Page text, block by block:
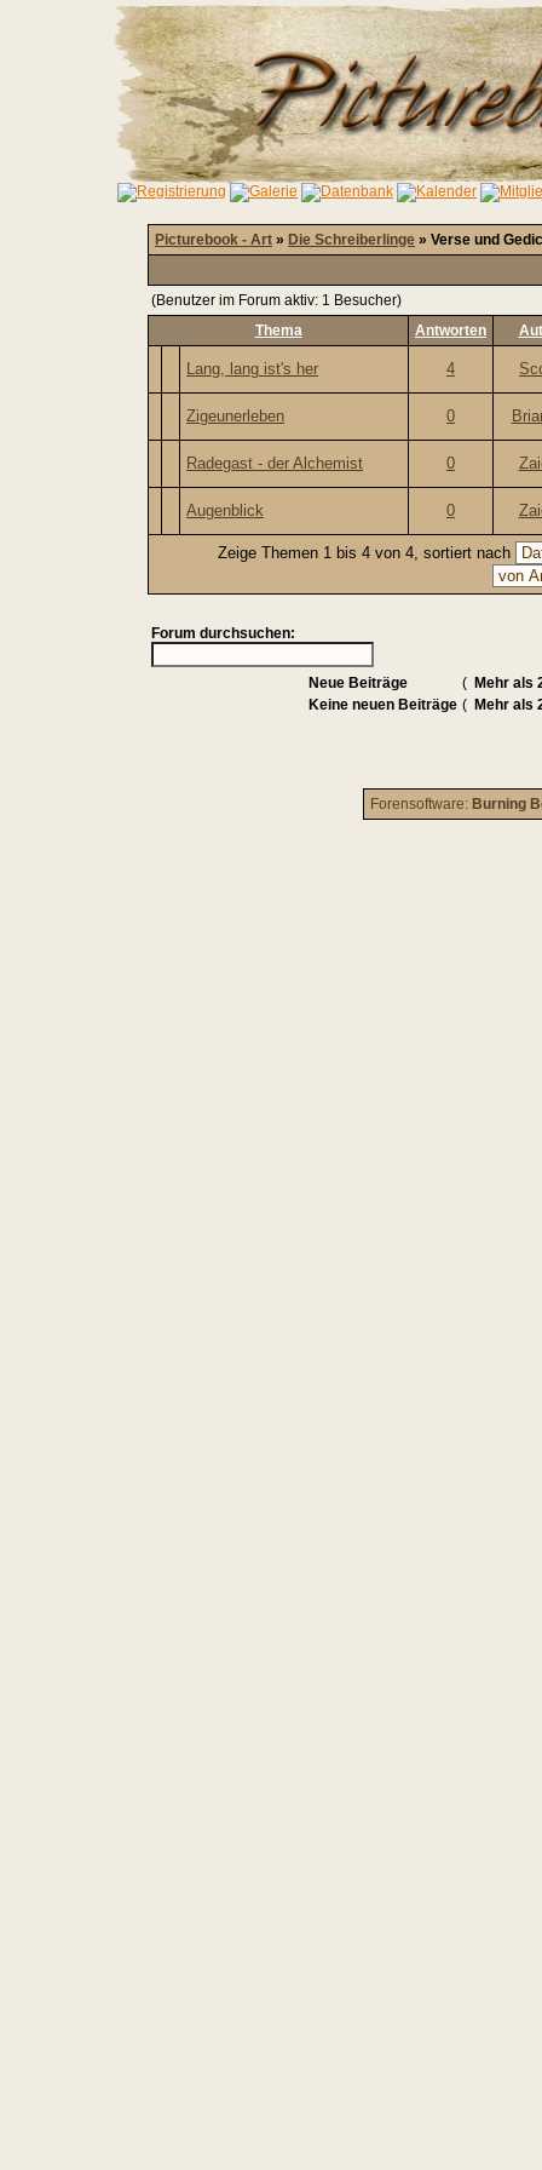
Picturebook - Art » Die Schreiberlinge » Verse und
(Benutzer im Forum aktiv: 1 Besucher)
Thema
Antworten
Lang, lang ist's her 4
Zigeunerleben 0
Radegast - der Alchemist 0
Augenblick 0
Zeige Themen 1 bis 4 von 4, sortiert nach
Forum durchsuchen:
Neue Beiträge ( Mehr als
Keine neuen Beiträge ( Mehr als
Forensoftware: Burning